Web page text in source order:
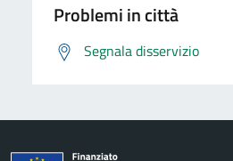
Problemi in città
Segnala disservizio